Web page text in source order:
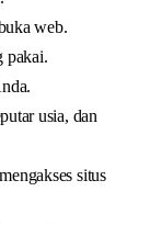
web.
pakai.
usia, dan
situs